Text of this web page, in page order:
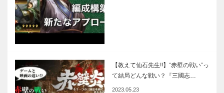
【教えて仙石先生!!】“赤壁の戦い”っ
て結局どんな戦い？『三國志…
2023.05.23